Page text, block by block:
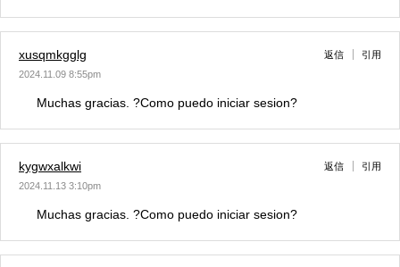
xusqmkgglg
2024.11.09 8:55pm
返信 引用
Muchas gracias. ?Como puedo iniciar sesion?
kygwxalkwi
2024.11.13 3:10pm
返信 引用
Muchas gracias. ?Como puedo iniciar sesion?